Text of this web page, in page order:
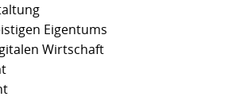
Eigentums
Wirtschaft